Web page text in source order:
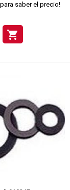
para saber el precio!
shopping_cart